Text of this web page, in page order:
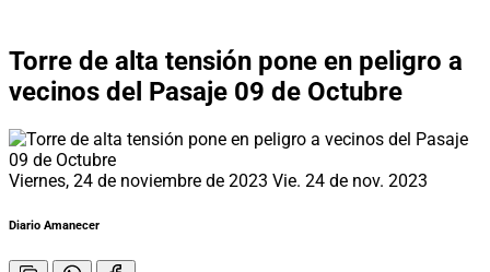
Torre de alta tensión pone en peligro a
vecinos del Pasaje 09 de Octubre
Viernes, 24 de noviembre de 2023 Vie. 24 de nov. 2023
Diario Amanecer